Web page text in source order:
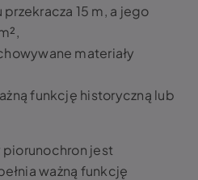
15 m, a jego
materiały
funkcję historyczną lub
jest
ważną funkcję